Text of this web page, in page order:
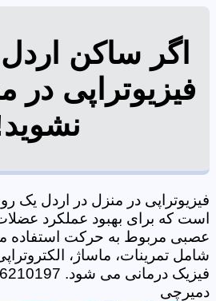
اگر ساکن
فیزیوتراپی در
فیزیوتراپی در منزل در اردل یک
است که برای بهبود عملکرد
عصبی مربوط به حرکت استفاده
شامل تمرینات، ماساژ،
دمیرچی